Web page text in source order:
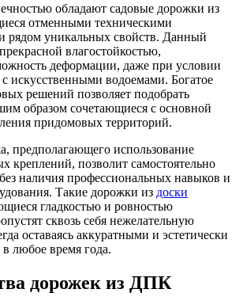
обладают садовые дорожки из
отменными техническими
рядом уникальных свойств. Данный
влагостойкостью,
деформации, даже при условии
с искусственными водоемами. Богатое
решений позволяет подобрать
образом сочетающиеся с основной
придомовых территорий.
предполагающего использование
креплений, позволит самостоятельно
наличия профессиональных навыков и
Такие дорожки из доски
гладкостью и ровностью
сквозь себя нежелательную
оставаясь аккуратными и эстетически
любое время года.
дорожек из ДПК